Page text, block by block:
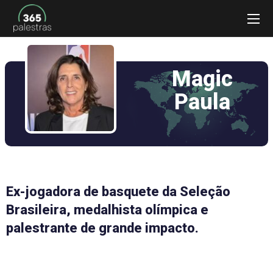
Magic
Paula
Ex-jogadora de basquete da Seleção
Brasileira, medalhista olímpica e
palestrante de grande impacto.